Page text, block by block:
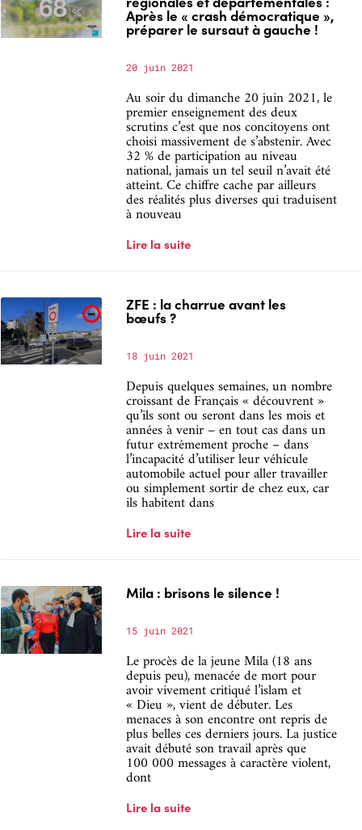
Après le « crash démocratique »,
préparer le sursaut à gauche !
20 juin 2021
Au soir du dimanche 20 juin 2021, le
premier enseignement des deux
scrutins c’est que nos concitoyens ont
choisi massivement de s’abstenir. Avec
32 % de participation au niveau
national, jamais un tel seuil n’avait été
atteint. Ce chiffre cache par ailleurs
des réalités plus diverses qui traduisent
à nouveau
Lire la suite
ZFE : la charrue avant les
bœufs ?
18 juin 2021
Depuis quelques semaines, un nombre
croissant de Français « découvrent »
qu’ils sont ou seront dans les mois et
années à venir – en tout cas dans un
futur extrêmement proche – dans
l’incapacité d’utiliser leur véhicule
automobile actuel pour aller travailler
ou simplement sortir de chez eux, car
ils habitent dans
Lire la suite
Mila : brisons le silence !
15 juin 2021
Le procès de la jeune Mila (18 ans
depuis peu), menacée de mort pour
avoir vivement critiqué l’islam et
« Dieu », vient de débuter. Les
menaces à son encontre ont repris de
plus belles ces derniers jours. La justice
avait débuté son travail après que
100 000 messages à caractère violent,
dont
Lire la suite